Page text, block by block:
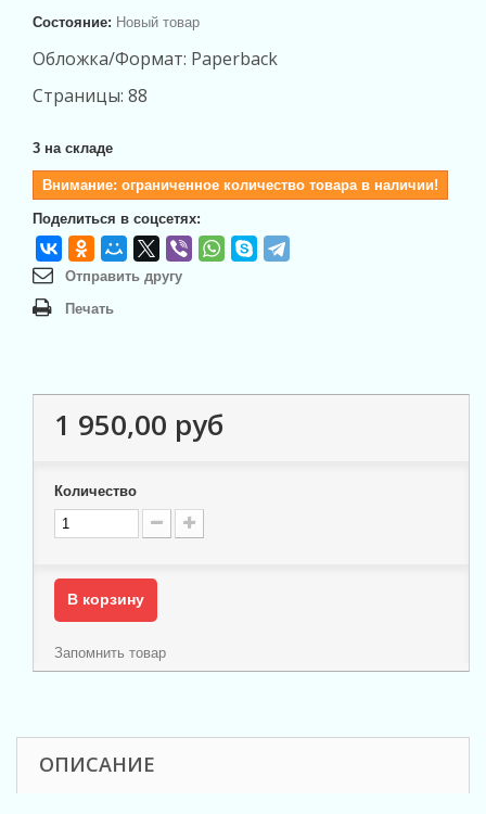
Состояние: Новый товар
Обложка/Формат: Paperback
Страницы: 88
3 на складе
Внимание: ограниченное количество товара в наличии!
Поделиться в соцсетях:
Отправить другу
Печать
1 950,00 руб
Количество
В корзину
Запомнить товар
ОПИСАНИЕ